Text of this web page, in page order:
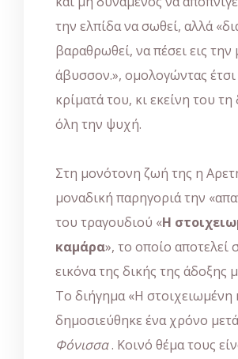
την ελπίδα να σωθεί, αλλά
βαραθρωθεί, να πέσει εις
άβυσσον.», ομολογώντας
κρίματά του, κι εκείνη του τη
όλη την ψυχή.
Στη μονότονη ζωή της η
μοναδική παρηγοριά την
του τραγουδιού «Η
καμάρα», το οποίο αποτελεί
εικόνα της δικής της άδοξης
Το διήγημα «Η στοιχειωμένη
δημοσιεύθηκε ένα χρόνο
Φόνισσα. Κοινό θέμα τους